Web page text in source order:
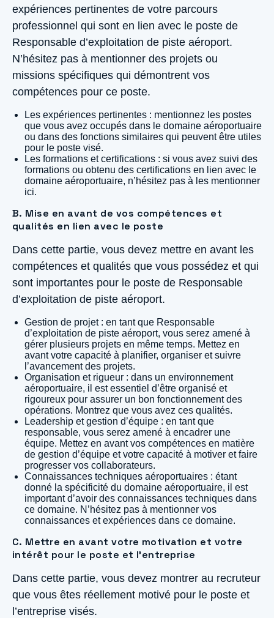
expériences pertinentes de votre parcours
professionnel qui sont en lien avec le poste de
Responsable d’exploitation de piste aéroport.
N’hésitez pas à mentionner des projets ou
missions spécifiques qui démontrent vos
compétences pour ce poste.
Les expériences pertinentes : mentionnez les postes
que vous avez occupés dans le domaine aéroportuaire
ou dans des fonctions similaires qui peuvent être utiles
pour le poste visé.
Les formations et certifications : si vous avez suivi des
formations ou obtenu des certifications en lien avec le
domaine aéroportuaire, n’hésitez pas à les mentionner
ici.
B. Mise en avant de vos compétences et
qualités en lien avec le poste
Dans cette partie, vous devez mettre en avant les
compétences et qualités que vous possédez et qui
sont importantes pour le poste de Responsable
d’exploitation de piste aéroport.
Gestion de projet : en tant que Responsable
d’exploitation de piste aéroport, vous serez amené à
gérer plusieurs projets en même temps. Mettez en
avant votre capacité à planifier, organiser et suivre
l’avancement des projets.
Organisation et rigueur : dans un environnement
aéroportuaire, il est essentiel d’être organisé et
rigoureux pour assurer un bon fonctionnement des
opérations. Montrez que vous avez ces qualités.
Leadership et gestion d’équipe : en tant que
responsable, vous serez amené à encadrer une
équipe. Mettez en avant vos compétences en matière
de gestion d’équipe et votre capacité à motiver et faire
progresser vos collaborateurs.
Connaissances techniques aéroportuaires : étant
donné la spécificité du domaine aéroportuaire, il est
important d’avoir des connaissances techniques dans
ce domaine. N’hésitez pas à mentionner vos
connaissances et expériences dans ce domaine.
C. Mettre en avant votre motivation et votre
intérêt pour le poste et l’entreprise
Dans cette partie, vous devez montrer au recruteur
que vous êtes réellement motivé pour le poste et
l’entreprise visés.